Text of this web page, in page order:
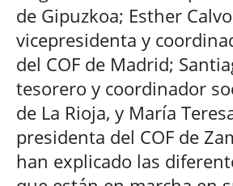
de Gipuzkoa; Esther
vicepresidenta y
del COF de Madrid;
tesorero y coordinador
de La Rioja, y María
presidenta del COF de
han explicado las